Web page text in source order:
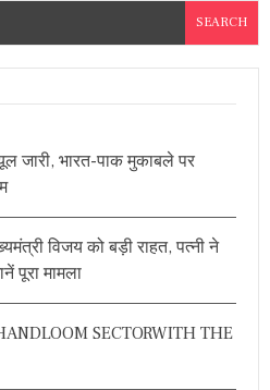
जारी, भारत-पाक मुकाबले पर
विजय को बड़ी राहत, पत्नी ने
पूरा मामला
SECTORWITH THE